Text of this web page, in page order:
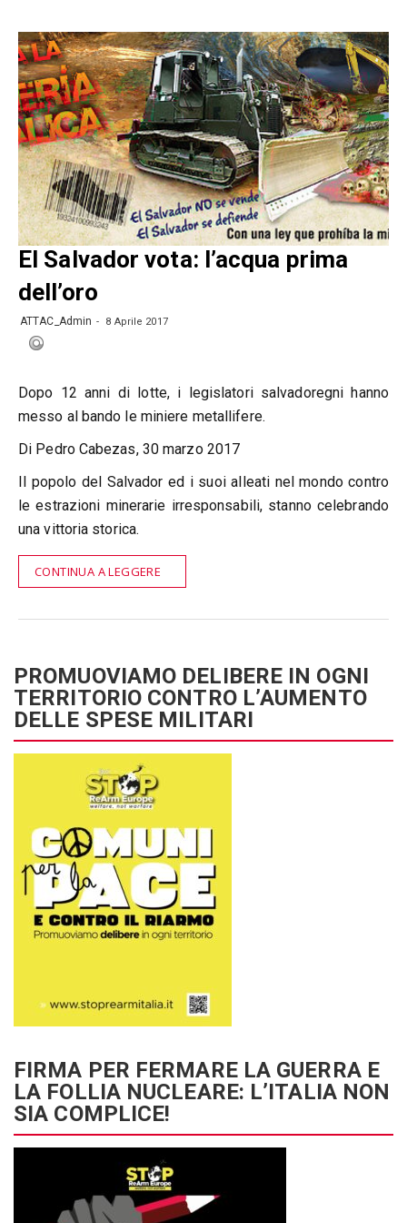
El Salvador vota: l’acqua prima
dell’oro
ATTAC_Admin 8 Aprile 2017
Dopo 12 anni di lotte, i legislatori salvadoregni hanno
messo al bando le miniere metallifere.
Di Pedro Cabezas, 30 marzo 2017
Il popolo del Salvador ed i suoi alleati nel mondo contro
le estrazioni minerarie irresponsabili, stanno celebrando
una vittoria storica.
CONTINUA A LEGGERE
PROMUOVIAMO DELIBERE IN OGNI
TERRITORIO CONTRO L’AUMENTO
DELLE SPESE MILITARI
FIRMA PER FERMARE LA GUERRA E
LA FOLLIA NUCLEARE: L’ITALIA NON
SIA COMPLICE!